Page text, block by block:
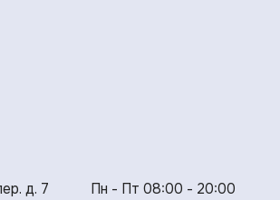
д. 7 Пн - Пт 08:00 - 20:00